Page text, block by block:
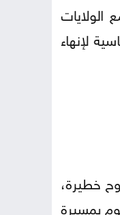
لإنهاء
وإصابة 7 عسكريين آخرين، 3 منهم بجروح خطيرة،
بمسيرة